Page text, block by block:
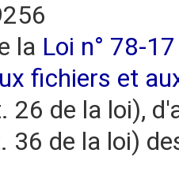
la Loi n° 78-
fichiers et
26 de la loi),
de la loi)